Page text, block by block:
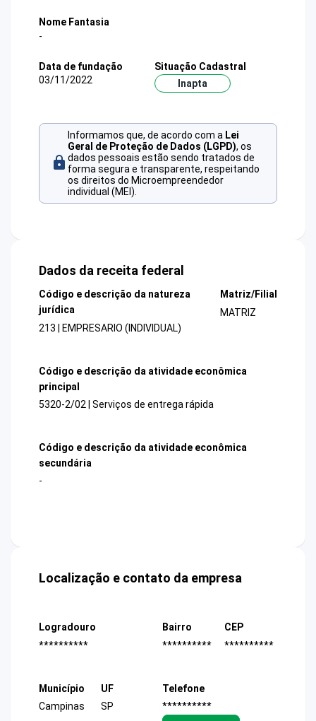
Nome Fantasia
-
Data de fundação
03/11/2022
Situação Cadastral
Inapta
Informamos que, de acordo com a Lei
Geral de Proteção de Dados (LGPD), os
dados pessoais estão sendo tratados de
forma segura e transparente, respeitando
os direitos do Microempreendedor
individual (MEI).
Dados da receita federal
Código e descrição da natureza
jurídica
213 | EMPRESARIO (INDIVIDUAL)
Matriz/Filial
MATRIZ
Código e descrição da atividade econômica
principal
5320-2/02 | Serviços de entrega rápida
Código e descrição da atividade econômica
secundária
-
Localização e contato da empresa
Logradouro
**********
Bairro
**********
CEP
**********
Município
Campinas
UF
SP
Telefone
**********